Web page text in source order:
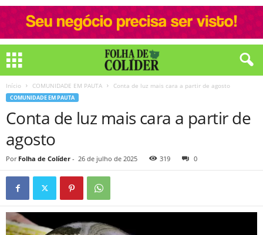
Início COMUNIDADE EM PAUTA Conta de luz mais cara a partir de agosto
COMUNIDADE EM PAUTA
Conta de luz mais cara a partir de
agosto
Por Folha de Colíder - 26 de julho de 2025 319 0